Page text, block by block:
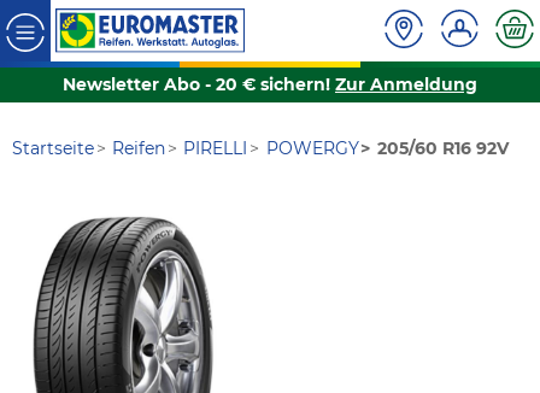
Newsletter Abo - 20 € sichern! Zur Anmeldung
Startseite Reifen PIRELLI POWERGY 205/60 R16 92V